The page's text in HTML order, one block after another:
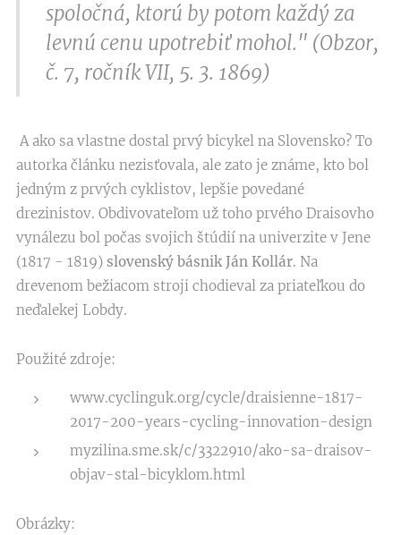
spoločná, ktorú by potom každý za
levnú cenu upotrebiť mohol." (Obzor,
č. 7, ročník VII, 5. 3. 1869)
A ako sa vlastne dostal prvý bicykel na Slovensko? To
autorka článku nezisťovala, ale zato je známe, kto bol
jedným z prvých cyklistov, lepšie povedané
drezinistov. Obdivovateľom už toho prvého Draisovho
vynálezu bol počas svojich štúdií na univerzite v Jene
(1817 - 1819) slovenský básnik Ján Kollár. Na
drevenom bežiacom stroji chodieval za priateľkou do
neďalekej Lobdy.
Použité zdroje:
www.cyclinguk.org/cycle/draisienne-1817-
2017-200-years-cycling-innovation-design
myzilina.sme.sk/c/3322910/ako-sa-draisov-
objav-stal-bicyklom.html
Obrázky: